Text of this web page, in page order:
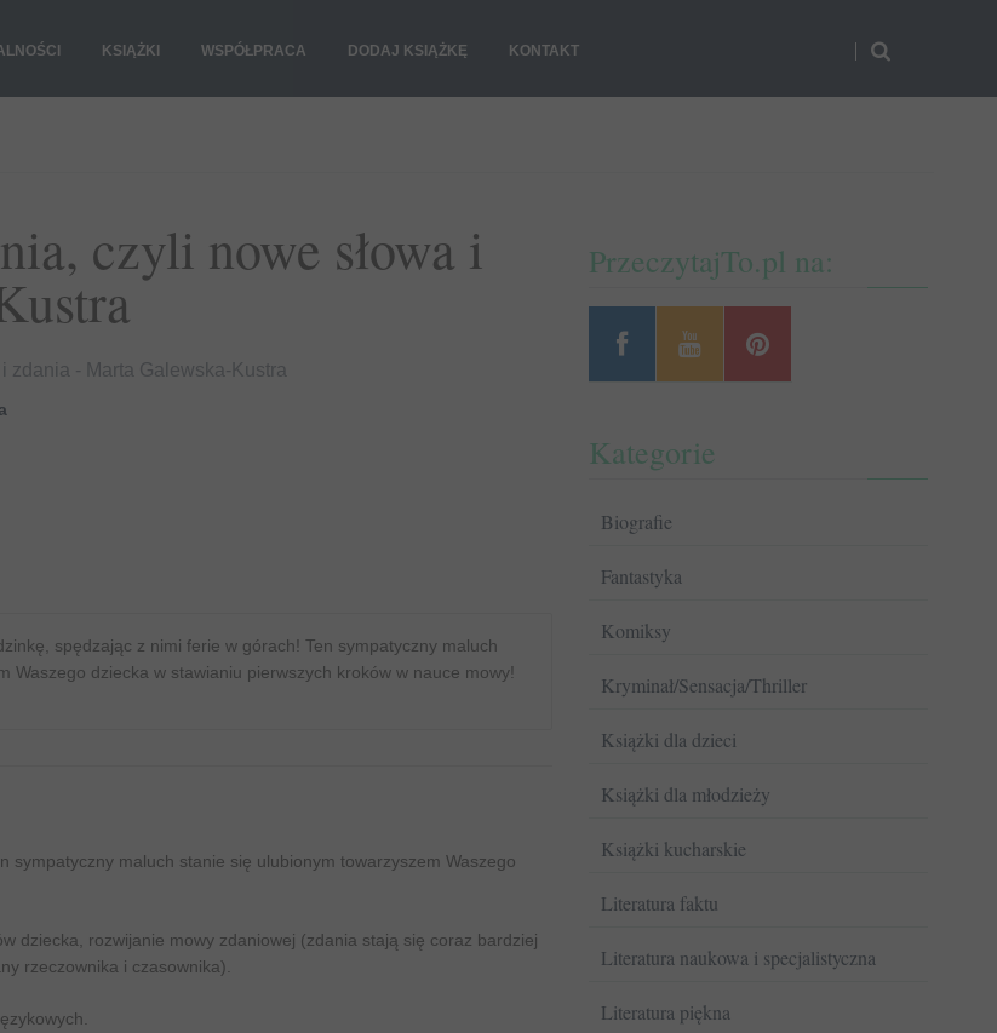
KSIĄŻKI WSPÓŁPRACA DODAJ KSIĄŻKĘ KONTAKT
czyli nowe słowa i
zdania - Marta Galewska-Kustra
spędzając z nimi ferie w górach! Ten sympatyczny maluch
Waszego dziecka w stawianiu pierwszych kroków w nauce mowy!
sympatyczny maluch stanie się ulubionym towarzyszem Waszego
dziecka, rozwijanie mowy zdaniowej (zdania stają się coraz bardziej
rzeczownika i czasownika).
PrzeczytajTo.pl na:
Kategorie
Biografie
Fantastyka
Komiksy
Kryminał/Sensacja/Thriller
Książki dla dzieci
Książki dla młodzieży
Książki kucharskie
Literatura faktu
Literatura naukowa i specjalistyczna
Literatura piękna